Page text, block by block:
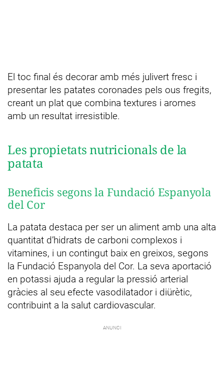
El toc final és decorar amb més julivert fresc i
presentar les patates coronades pels ous fregits,
creant un plat que combina textures i aromes
amb un resultat irresistible.
Les propietats nutricionals de la
patata
Beneficis segons la Fundació Espanyola
del Cor
La patata destaca per ser un aliment amb una alta
quantitat d’hidrats de carboni complexos i
vitamines, i un contingut baix en greixos, segons
la Fundació Espanyola del Cor. La seva aportació
en potassi ajuda a regular la pressió arterial
gràcies al seu efecte vasodilatador i diürètic,
contribuint a la salut cardiovascular.